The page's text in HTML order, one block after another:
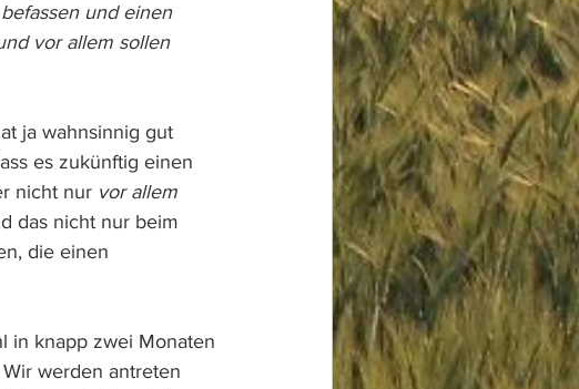
und einen
vor allem sollen
ja wahnsinnig gut
es zukünftig einen
nicht nur vor allem
das nicht nur beim
die einen
in knapp zwei Monaten
werden antreten